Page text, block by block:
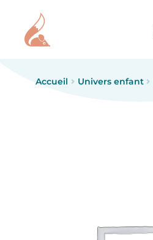
Accueil Univers enfant